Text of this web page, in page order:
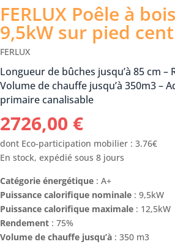
FERLUX Poêle à
9,5kW sur pied
FERLUX
Longueur de bûches jusqu’à 85 cm –
Volume de chauffe jusqu’à 350m3 –
primaire canalisable
2726,00 €
dont Eco-participation mobilier : 3.76€
En stock, expédié sous 8 jours
Catégorie énergétique : A+
Puissance calorifique nominale : 9,5kW
Puissance calorifique maximale : 12,5kW
Rendement : 75%
Volume de chauffe jusqu’à : 350 m3